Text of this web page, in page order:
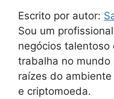
Escrito por autor:
Sou um
negócios talentoso
trabalha no
raízes do
e criptomoeda.